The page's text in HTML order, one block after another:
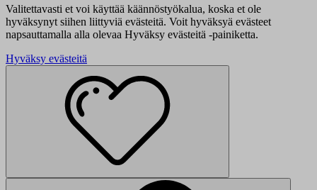
Valitettavasti et voi käyttää käännöstyökalua, koska et ole
hyväksynyt siihen liittyviä evästeitä. Voit hyväksyä evästeet
napsauttamalla alla olevaa Hyväksy evästeitä -painiketta.
Hyväksy evästeitä